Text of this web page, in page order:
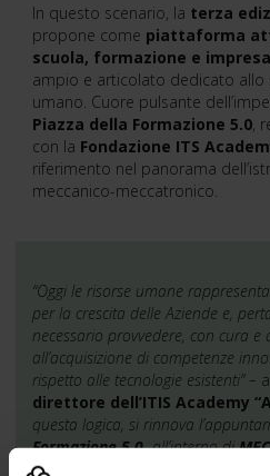
In questo scenario, la terza
propone come piattaforma
scuola, formazione e impresa
ampio e articolato dedicato allo
umano. Cuore pulsante
Piazza della Formazione 5.0 ,
con la Fondazione ITS
riferimento nel panorama
meccanico-meccatronico.
“Oggi le risorse umane
per la crescita delle Aziende e,
necessario provvedere, con cura e
all’acquisizione di competenze
rispetto alle tecnologie esistenti” –
direttore dell’ITIS Academy
questa logica, si rinnova
Formazione 5.0,all’interno di
comprendere l’importanza del